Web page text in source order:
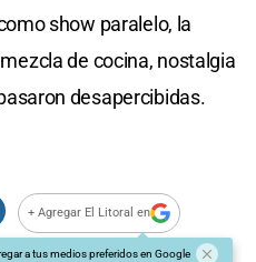
show paralelo, la
de cocina, nostalgia
desapercibidas.
+ Agregar El Litoral en
a tus medios preferidos en Google